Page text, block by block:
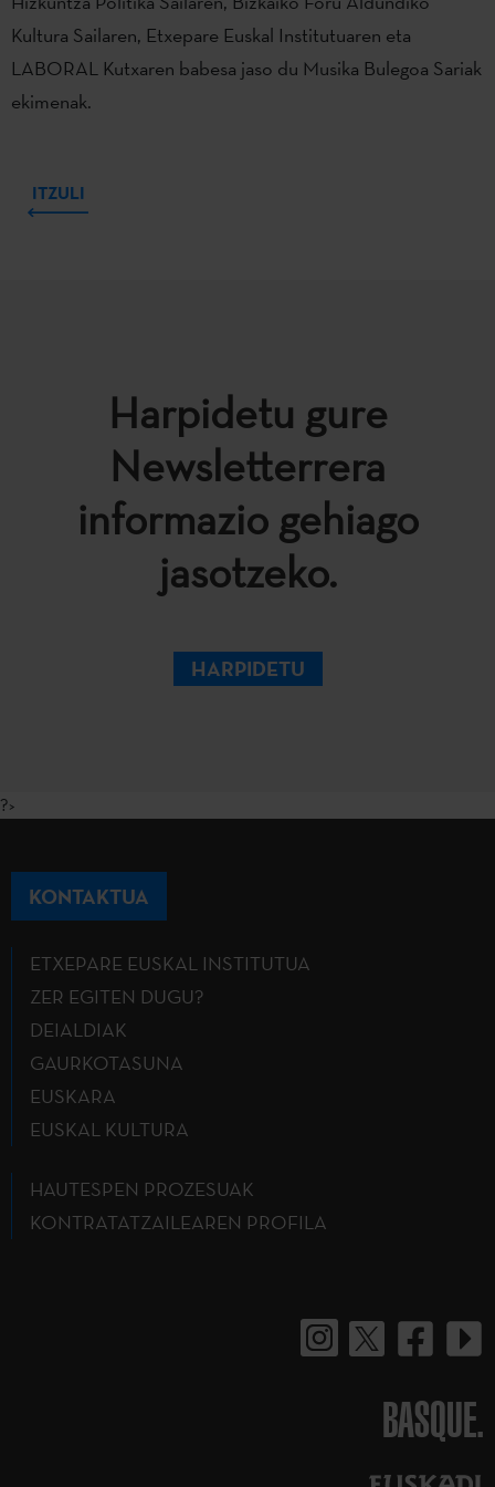
Kultura Sailaren, Etxepare Euskal Institutuaren eta
LABORAL Kutxaren babesa jaso du Musika Bulegoa Sariak
ekimenak.
ITZULI
Harpidetu gure
Newsletterrera
informazio gehiago
jasotzeko.
HARPIDETU
?>
KONTAKTUA
ETXEPARE EUSKAL INSTITUTUA
ZER EGITEN DUGU?
DEIALDIAK
GAURKOTASUNA
EUSKARA
EUSKAL KULTURA
HAUTESPEN PROZESUAK
KONTRATATZAILEAREN PROFILA
BASQUE.